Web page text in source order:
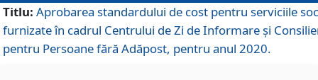
Titlu: Aprobarea standardului de cost pentru serviciile
furnizate în cadrul Centrului de Zi de Informare și
pentru Persoane fără Adăpost, pentru anul 2020.